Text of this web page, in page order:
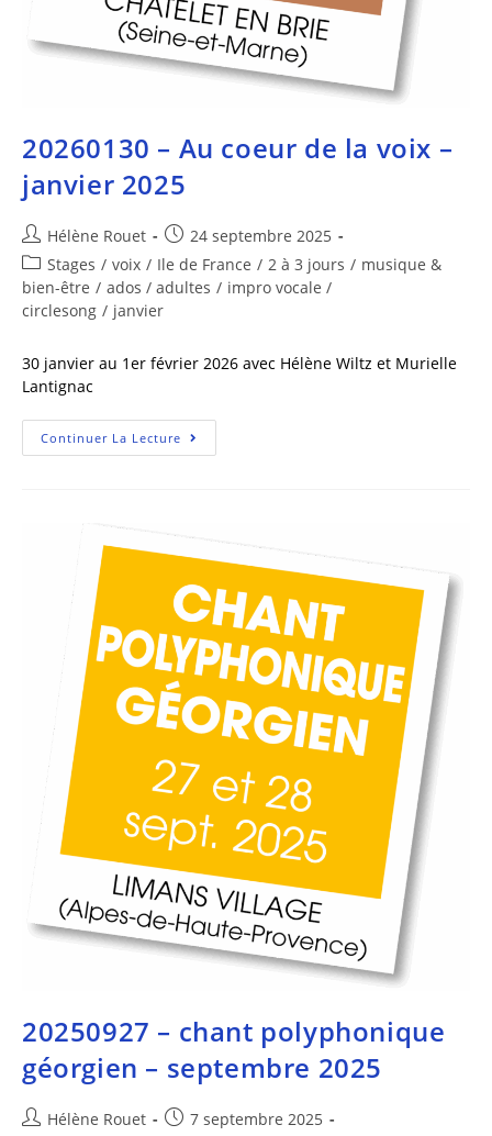
20260130 – Au coeur de la voix –
janvier 2025
Hélène Rouet
24 septembre 2025
Stages / voix / Ile de France / 2 à 3 jours / musique &
bien-être / ados / adultes / impro vocale /
circlesong / janvier
30 janvier au 1er février 2026 avec Hélène Wiltz et Murielle
Lantignac
Continuer La Lecture
20250927 – chant polyphonique
géorgien – septembre 2025
Hélène Rouet
7 septembre 2025